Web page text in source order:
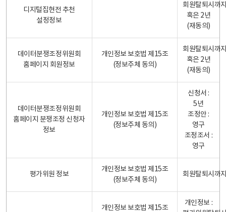
디지털집현전 추천
설정정보
회원탈퇴시까
혹은 2년
(재동의)
데이터분쟁조정위원회
홈페이지 회원정보
개인정보 보호법 제15조
(정보주체 동의)
회원탈퇴시까
혹은 2년
(재동의)
데이터분쟁조정위원회
홈페이지 분쟁조정 신청자
정보
개인정보 보호법 제15조
(정보주체 동의)
신청서 :
5년
조정안 :
영구
조정조서 :
영구
평가위원 정보
개인정보 보호법 제15조
(정보주체 동의)
회원탈퇴시까
개인정보 보호법 제15조
개인정보 :